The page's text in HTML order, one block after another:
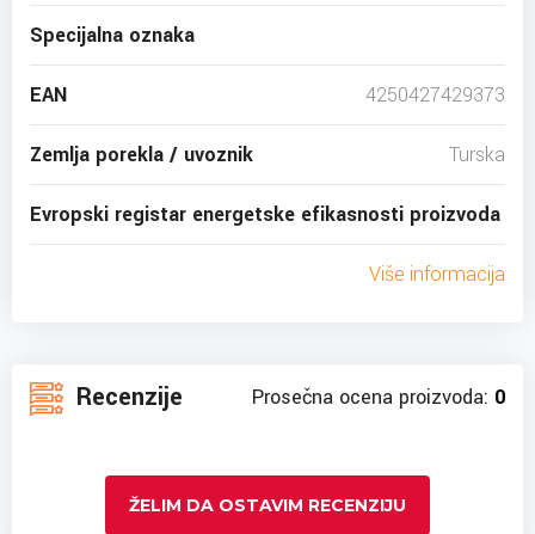
Specijalna oznaka
EAN 4250427429373
Zemlja porekla / uvoznik Turska
Evropski registar energetske efikasnosti proizvoda
Više informacija
Recenzije Prosečna ocena proizvoda: 0
ŽELIM DA OSTAVIM RECENZIJU